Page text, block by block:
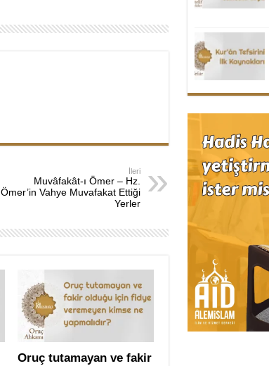
İleri
Muvâfakât-ı Ömer – Hz.
Ömer’in Vahye Muvafakat Ettiği
Yerler
Oruç tutamayan ve fakir